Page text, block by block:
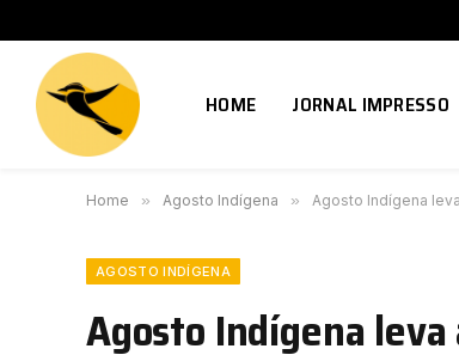
HOME JORNAL IMPRESSO
Home » Agosto Indígena » Agosto Indígena
AGOSTO INDÍGENA
Agosto Indígena leva